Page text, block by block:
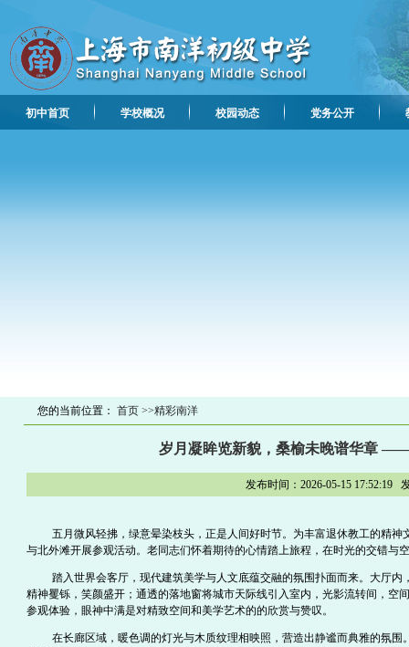
初中首页 学校概况 校园动态 党务公开
您的当前位置：首页 >>精彩南洋
岁月凝眸览新貌，桑榆未晚谱华章
发布时间：2026-05-15
五月微风轻拂，绿意晕染枝头，正是人间好时节。为丰富退休教工的精
与北外滩开展参观活动。老同志们怀着期待的心情踏上旅程，在时光的交错与
踏入世界会客厅，现代建筑美学与人文底蕴交融的氛围扑面而来。大厅
精神矍铄，笑颜盛开；通透的落地窗将城市天际线引入室内，光影流转间，
参观体验，眼神中满是对精致空间和美学艺术的的欣赏与赞叹。
在长廊区域，暖色调的灯光与木质纹理相映照，营造出静谧而典雅的氛